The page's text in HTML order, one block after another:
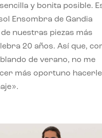
y bonita posible.
Ensombra de Gandia
de nuestras piezas más
20 años. Así que,
de verano, no me
más oportuno hacerle